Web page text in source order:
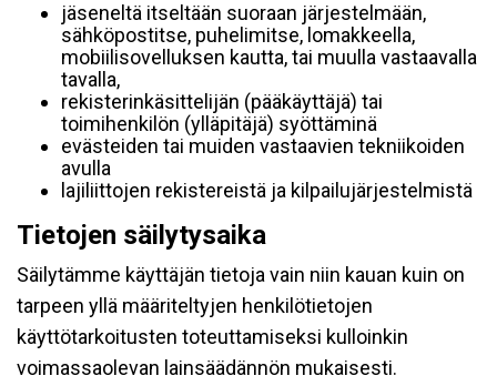
jäseneltä itseltään suoraan järjestelmään,
sähköpostitse, puhelimitse, lomakkeella,
mobiilisovelluksen kautta, tai muulla vastaavalla
tavalla,
rekisterinkäsittelijän (pääkäyttäjä) tai
toimihenkilön (ylläpitäjä) syöttäminä
evästeiden tai muiden vastaavien tekniikoiden
avulla
lajiliittojen rekistereistä ja kilpailujärjestelmistä
Tietojen säilytysaika
Säilytämme käyttäjän tietoja vain niin kauan kuin on
tarpeen yllä määriteltyjen henkilötietojen
käyttötarkoitusten toteuttamiseksi kulloinkin
voimassaolevan lainsäädännön mukaisesti.